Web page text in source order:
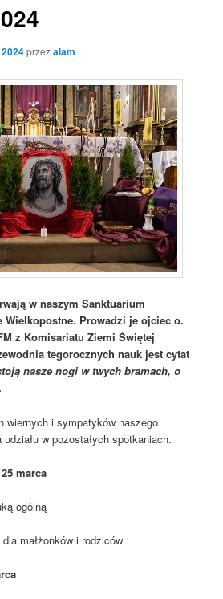
przezalam
w naszym Sanktuarium
Wielkopostne. Prowadzi je ojciec o.
z Komisariatu Ziemi Świętej
tegorocznych nauk jest cytat
nasze nogi w twych bramach, o
wiernych i sympatyków naszego
w pozostałych spotkaniach.
marca
ogólną
małżonków i rodziców